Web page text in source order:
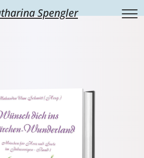
Termine
Spengler